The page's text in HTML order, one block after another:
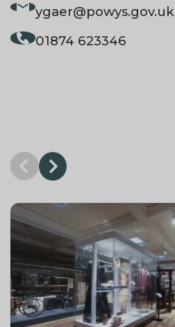
ygaer@powys.gov.uk
01874 623346